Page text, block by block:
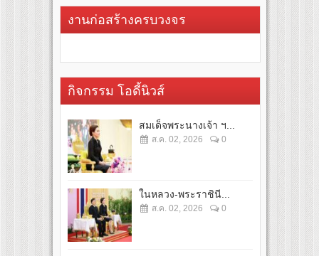
งานก่อสร้างครบวงจร
กิจกรรม โอดี้นิวส์
สมเด็จพระนางเจ้า ฯ...
ส.ค. 02, 2026 0
ในหลวง-พระราชินี...
ส.ค. 02, 2026 0